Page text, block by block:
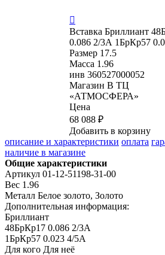

Вставка Бриллиант
0.086 2/3А 1БрКр57
Размер 17.5
Масса 1.96
инв 360527000052
Магазин В ТЦ
«АТМОСФЕРА»
Цена
68 088 ₽
Добавить в корзину
описание и характеристики оплата
наличие в магазине
Общие характеристики
Артикул 01-12-51198-31-00
Вес 1.96
Металл Белое золото, Золото
Дополнительная информация:
Бриллиант
48БрКр17 0.086 2/3А
1БрКр57 0.023 4/5А
Для кого Для неё